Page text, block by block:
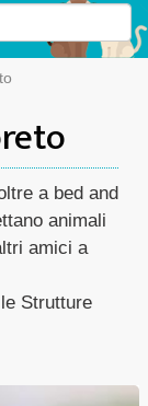
a bed and
animali
amici a
Strutture